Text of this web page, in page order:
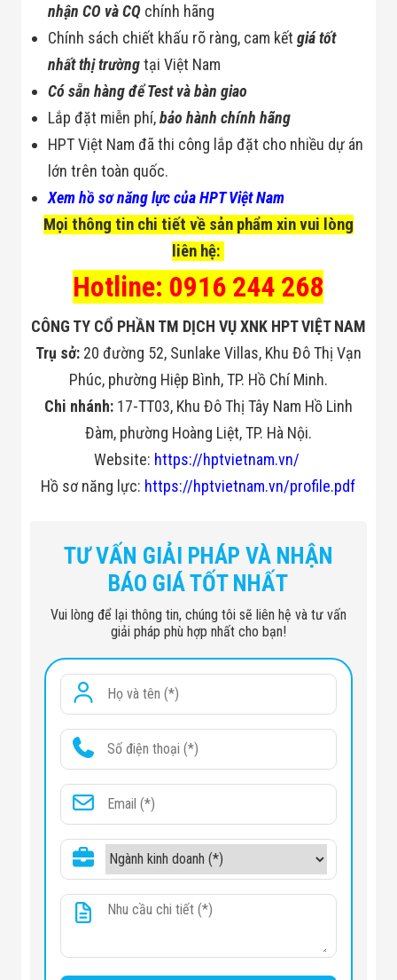
nhận CO và CQ chính hãng
Chính sách chiết khấu rõ ràng, cam kếtgiá tốt
nhất thị trườngtại Việt Nam
Có sẵn hàng để Test và bàn giao
Lắp đặt miễn phí,bảo hành chính hãng
HPT Việt Nam đã thi công lắp đặt cho nhiều dự án
lớn trên toàn quốc.
Xem hồ sơ năng lực của HPT Việt Nam
Mọi thông tin chi tiết về sản phẩm xin vui lòng
liên hệ:
Hotline: 0916 244 268
CÔNG TY CỔ PHẦN TM DỊCH VỤ XNK HPT VIỆT NAM
Trụ sở: 20 đường 52, Sunlake Villas, Khu Đô Thị Vạn
Phúc, phường Hiệp Bình, TP. Hồ Chí Minh.
Chi nhánh:17-TT03, Khu Đô Thị Tây Nam Hồ Linh
Đàm, phường Hoàng Liệt, TP. Hà Nội.
Website: https://hptvietnam.vn/
Hồ sơ năng lực: https://hptvietnam.vn/profile.pdf
TƯ VẤN GIẢI PHÁP VÀ NHẬN
BÁO GIÁ TỐT NHẤT
Vui lòng để lại thông tin, chúng tôi sẽ liên hệ và tư vấn
giải pháp phù hợp nhất cho bạn!